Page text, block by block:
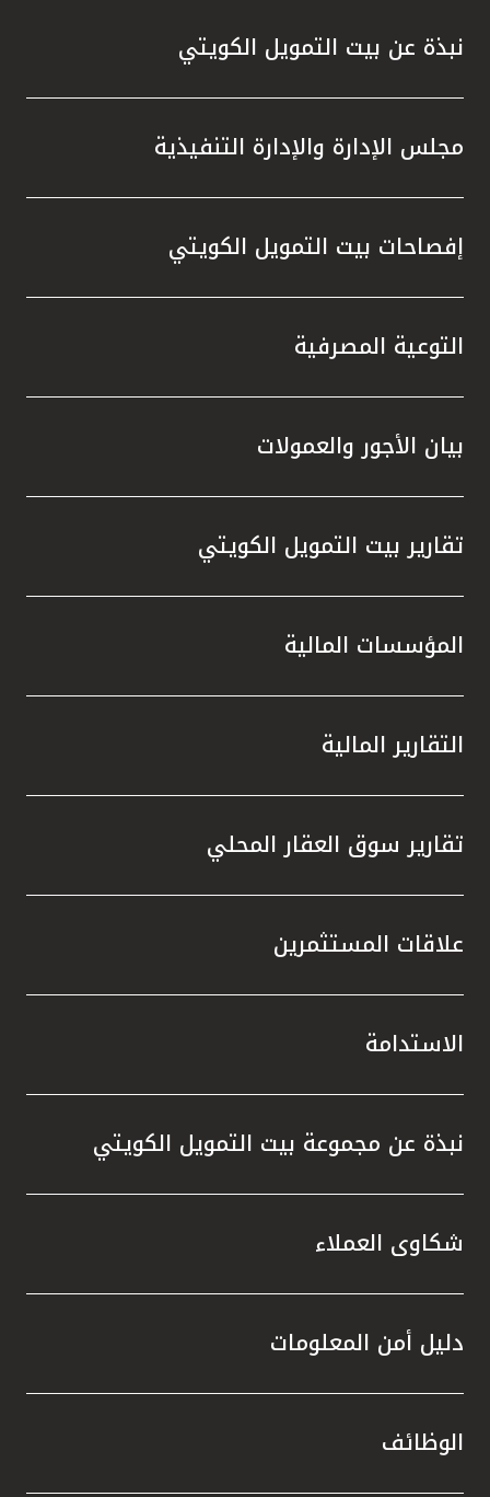
نبذة عن بيت التمويل الكويتي
مجلس الإدارة والإدارة التنفيذية
إفصاحات بيت التمويل الكويتي
التوعية المصرفية
بيان الأجور والعمولات
تقارير بيت التمويل الكويتي
المؤسسات المالية
التقارير المالية
تقارير سوق العقار المحلي
علاقات المستثمرين
الاستدامة
نبذة عن مجموعة بيت التمويل الكويتي
شكاوى العملاء
دليل أمن المعلومات
الوظائف